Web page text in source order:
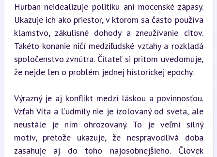
Hurban neidealizuje politiku ani mocenské zápasy.
Ukazuje ich ako priestor, v ktorom sa často používa
klamstvo, zákulisné dohody a zneužívanie citov.
Takéto konanie ničí medziľudské vzťahy a rozkladá
spoločenstvo zvnútra. Čitateľ si pritom uvedomuje,
že nejde len o problém jednej historickej epochy.
Výrazný je aj konflikt medzi láskou a povinnosťou.
Vzťah Víta a Ľudmily nie je izolovaný od sveta, ale
neustále je ním ohrozovaný. To je veľmi silný
motív, pretože ukazuje, že nespravodlivá doba
zasahuje aj do toho najosobnejšieho. Človek